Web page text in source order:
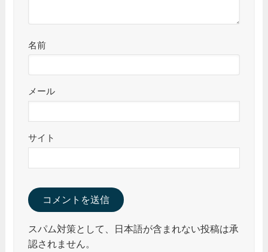
名前
メール
サイト
スパム対策として、日本語が含まれない投稿は承
認されません。